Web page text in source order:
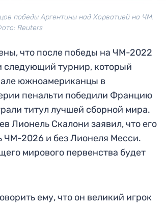
победы Аргентины над Хорватией на ЧМ.
Reuters
что после победы на ЧМ-2022
следующий турнир, который
южноамериканцы в
пенальти победили Францию
титул лучшей сборной мира.
Лионель Скалони заявил, что его
ЧМ-2026 и без Лионеля Месси.
мирового первенства будет
ему, что он великий игрок